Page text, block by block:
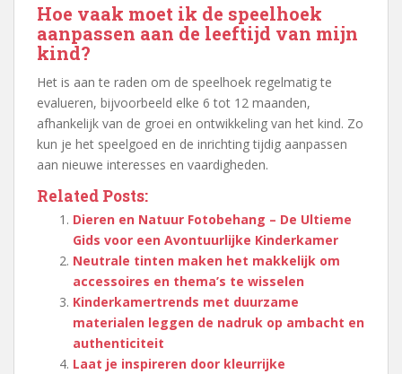
Hoe vaak moet ik de speelhoek
aanpassen aan de leeftijd van mijn
kind?
Het is aan te raden om de speelhoek regelmatig te
evalueren, bijvoorbeeld elke 6 tot 12 maanden,
afhankelijk van de groei en ontwikkeling van het kind. Zo
kun je het speelgoed en de inrichting tijdig aanpassen
aan nieuwe interesses en vaardigheden.
Related Posts:
Dieren en Natuur Fotobehang – De Ultieme
Gids voor een Avontuurlijke Kinderkamer
Neutrale tinten maken het makkelijk om
accessoires en thema’s te wisselen
Kinderkamertrends met duurzame
materialen leggen de nadruk op ambacht en
authenticiteit
Laat je inspireren door kleurrijke